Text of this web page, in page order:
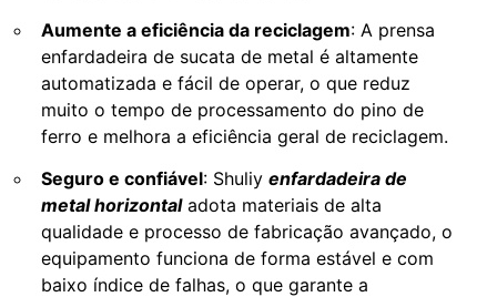
Aumente a eficiência da reciclagem: A prensa
enfardadeira de sucata de metal é altamente
automatizada e fácil de operar, o que reduz
muito o tempo de processamento do pino de
ferro e melhora a eficiência geral de reciclagem.
Seguro e confiável: Shuliy enfardadeira de
metal horizontaladota materiais de alta
qualidade e processo de fabricação avançado, o
equipamento funciona de forma estável e com
baixo índice de falhas, o que garante a